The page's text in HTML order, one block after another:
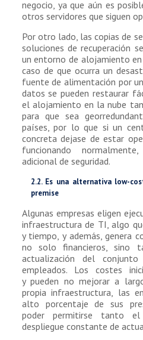
negocio, ya que aún es
otros servidores que siguen
Por otro lado, las copias de
soluciones de recuperación
un entorno de alojamiento
caso de que ocurra un
fuente de alimentación por
datos se pueden restaurar
el alojamiento en la nube
para que sea
países, por lo que si un
concreta dejase de estar
funcionando
adicional de seguridad.
2.2. Es una alternativa low-
premise
Algunas empresas eligen
infraestructura de TI, algo
y tiempo, y además, genera
no solo financieros, sino
actualización del
empleados. Los costes
y pueden no mejorar a
propia infraestructura, las
alto porcentaje de sus
poder permitirse tanto
despliegue constante de